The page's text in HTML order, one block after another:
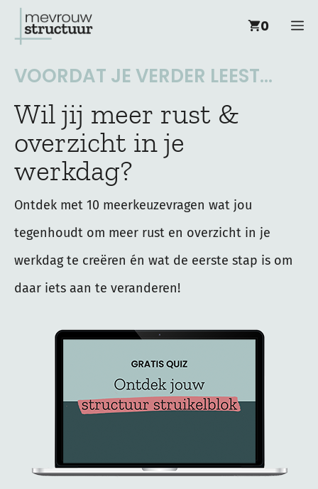
naar
0
VOORDAT JE VERDER LEEST...
Wil jij meer rust &
overzicht in je
werkdag?
Ontdek met 10 meerkeuzevragen wat jou
tegenhoudt om meer rust en overzicht in je
werkdag te creëren én wat de eerste stap is om
daar iets aan te veranderen!